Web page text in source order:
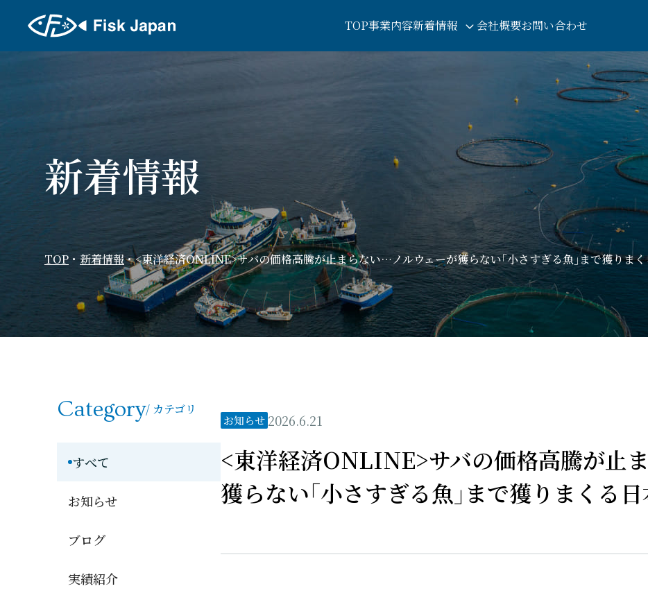
TOP事業内容新着情報 会社概要お問い合わせ
新着情報
TOP ・新着情報・<東洋経済ONLINE>サバの価格高騰が止まらない…ノルウェーが獲らない｢小さすぎる魚｣まで獲りまく
Category/ カテゴリ
すべて
お知らせ
ブログ
実績紹介
お知らせ 2026.6.21
<東洋経済ONLINE>サバの価格高騰が止
獲らない｢小さすぎる魚｣まで獲りまくる